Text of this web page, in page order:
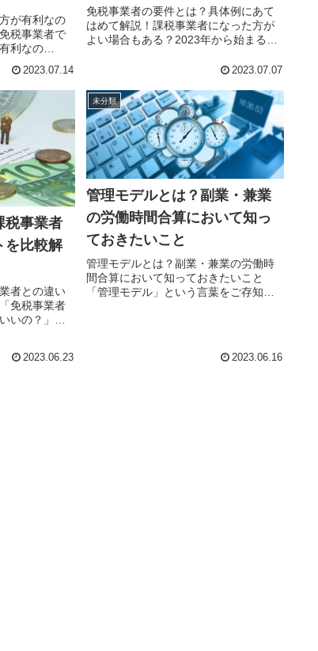
が有利なの
税事業者で
利なの
めるので益
ような疑問
るのではな
は免税事業
2023.07.14
ある？
免税事業者の要件とは？具体例にあて
はめて解説！課税事業者になった方が
よい場合もある？2023年から始まるイ
続けるべきか迷っている、あるいは免
どうすべきか迷っている複業者の方...
2023.07.07
税事業者
を比較解
者との違い
免税事業者
いの？」
いでしょう
2023.06.23
未分類
管理モデルとは？副業・兼業
の労働時間合算において知っ
ておきたいこと
管理モデルとは？副業・兼業の労働時
間合算において知っておきたいこと
「管理モデル」という言葉をご存知で
2023.06.16